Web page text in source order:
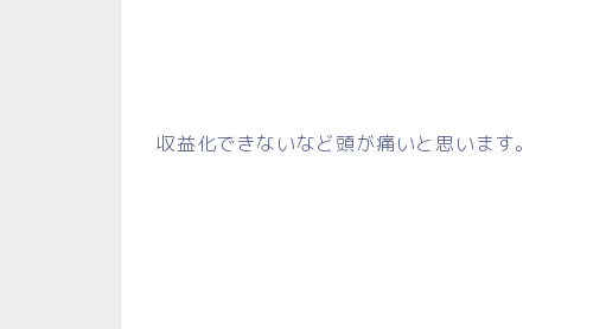
収益化できないなど頭が痛いと思います。